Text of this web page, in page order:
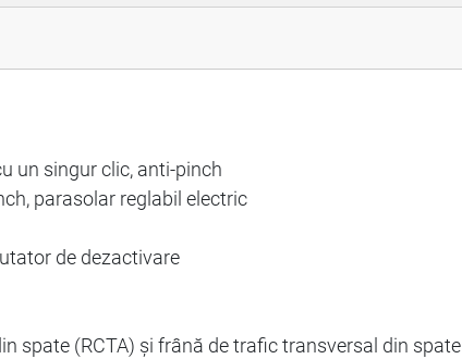
un singur clic, anti-pinch
parasolar reglabil electric
de dezactivare
spate (RCTA) și frână de trafic transversal din spate